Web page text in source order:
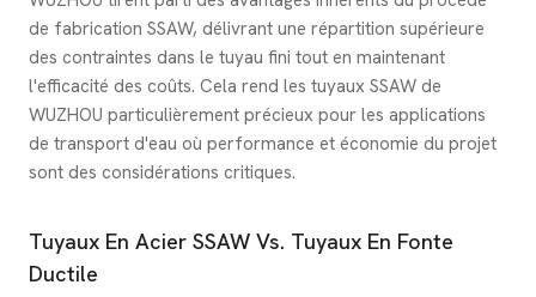
de fabrication SSAW, délivrant une répartition supérieure
des contraintes dans le tuyau fini tout en maintenant
l'efficacité des coûts. Cela rend les tuyaux SSAW de
WUZHOU particulièrement précieux pour les applications
de transport d'eau où performance et économie du projet
sont des considérations critiques.
Tuyaux En Acier SSAW Vs. Tuyaux En Fonte
Ductile